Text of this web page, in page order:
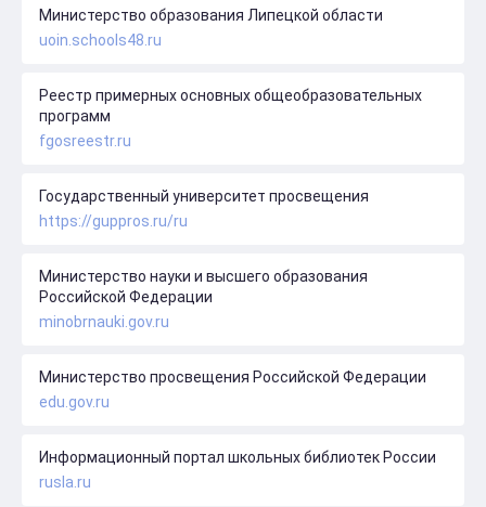
Министерство образования Липецкой области
uoin.schools48.ru
Реестр примерных основных общеобразовательных
программ
fgosreestr.ru
Государственный университет просвещения
https://guppros.ru/ru
Министерство науки и высшего образования
Российской Федерации
minobrnauki.gov.ru
Министерство просвещения Российской Федерации
edu.gov.ru
Информационный портал школьных библиотек России
rusla.ru